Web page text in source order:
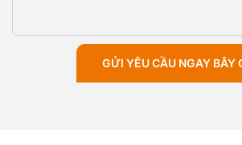
GỬI YÊU CẦU NGAY BÂY